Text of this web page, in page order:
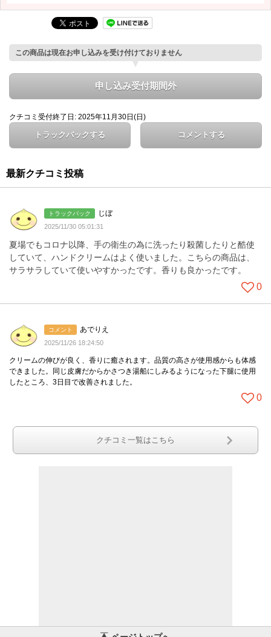
この商品は現在お申し込みを受け付けておりません
申し込み受付期間外
クチコミ受付終了日: 2025年11月30日(日)
トラックバックする コメントする
最新クチコミ投稿
トラックバック じぼ
2025/11/30 05:01:31
夏場でもコロナ以降、手の衛生の為に洗ったり殺菌したりと酷使
していて、ハンドクリームはよく使いました。こちらの商品は、
サラサラしていて使いやすかったです。香りも良かったです。
0
コメント あでりえ
2025/11/26 18:24:50
クリームの伸びが良く、香りに癒されます。品質の高さが使用感からも体感
できました。同じ皮膚だからかさつき湯船にしみるようになった下腿に使用
したところ、3日目で改善されました。
0
クチコミ一覧はこちら